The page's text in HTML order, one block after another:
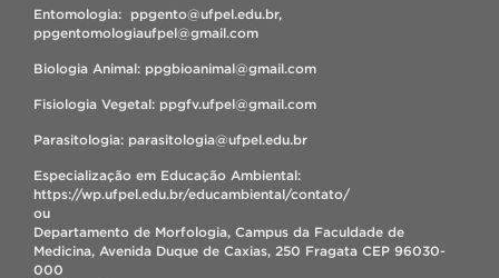
Entomologia: ppgento@ufpel.edu.br,
ppgentomologiaufpel@gmail.com
Biologia Animal: ppgbioanimal@gmail.com
Fisiologia Vegetal: ppgfv.ufpel@gmail.com
Parasitologia: parasitologia@ufpel.edu.br
Especialização em Educação Ambiental:
https://wp.ufpel.edu.br/educambiental/contato/
ou
Departamento de Morfologia, Campus da Faculdade de
Medicina, Avenida Duque de Caxias, 250 Fragata CEP 96030-
000